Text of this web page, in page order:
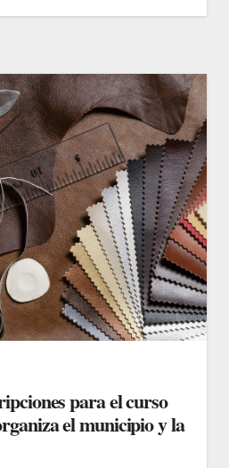
para el curso
el municipio y la